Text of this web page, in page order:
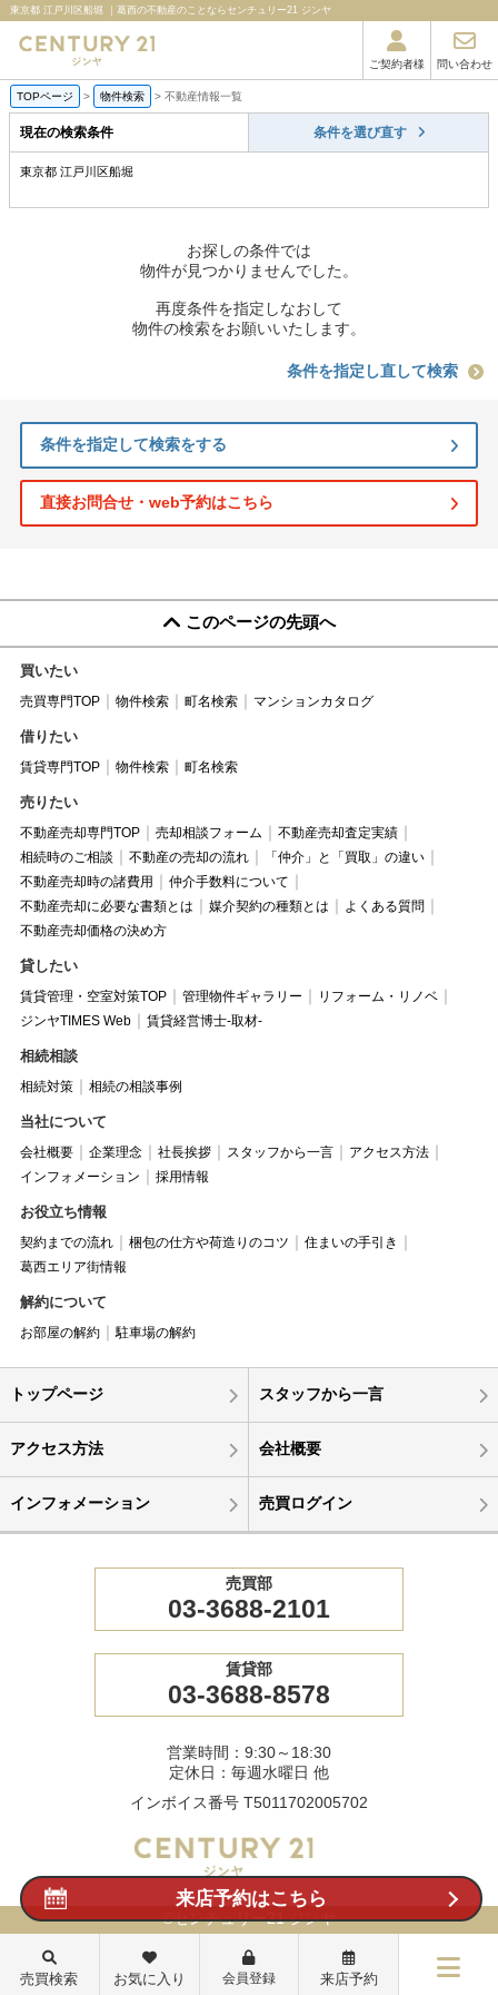
東京都 江戸川区船堀 ｜葛西の不動産のことならセンチュリー21 ジンヤ
ご契約者様 問い合わせ
TOPページ > 物件検索 > 不動産情報一覧
現在の検索条件 条件を選び直す
東京都 江戸川区船堀
お探しの条件では
物件が見つかりませんでした。
再度条件を指定しなおして
物件の検索をお願いいたします。
条件を指定し直して検索
条件を指定して検索をする
直接お問合せ・web予約はこちら
このページの先頭へ
買いたい
売買専門TOP 物件検索 町名検索 マンションカタログ
借りたい
賃貸専門TOP 物件検索 町名検索
売りたい
不動産売却専門TOP 売却相談フォーム
不動産売却査定実績
相続時のご相談
不動産の売却の流れ
「仲介」と「買取」の違い
不動産売却時の諸費用
仲介手数料について
不動産売却に必要な書類とは
媒介契約の種類とは
よくある質問
不動産売却価格の決め方
貸したい
賃貸管理・空室対策TOP 管理物件ギャラリー
リフォーム・リノベ
ジンヤTIMES Web
賃貸経営博士-取材-
相続相談
相続対策 相続の相談事例
当社について
会社概要 企業理念 社長挨拶 スタッフから一言
アクセス方法
インフォメーション
採用情報
お役立ち情報
契約までの流れ 梱包の仕方や荷造りのコツ
住まいの手引き
葛西エリア街情報
解約について
お部屋の解約 駐車場の解約
トップページ スタッフから一言
アクセス方法 会社概要
インフォメーション 売買ログイン
売買部
03-3688-2101
賃貸部
03-3688-8578
営業時間：9:30～18:30
定休日：毎週水曜日 他
インボイス番号 T5011702005702
©センチュリー21 ジンヤ
来店予約はこちら
売買検索 お気に入り 会員登録 来店予約